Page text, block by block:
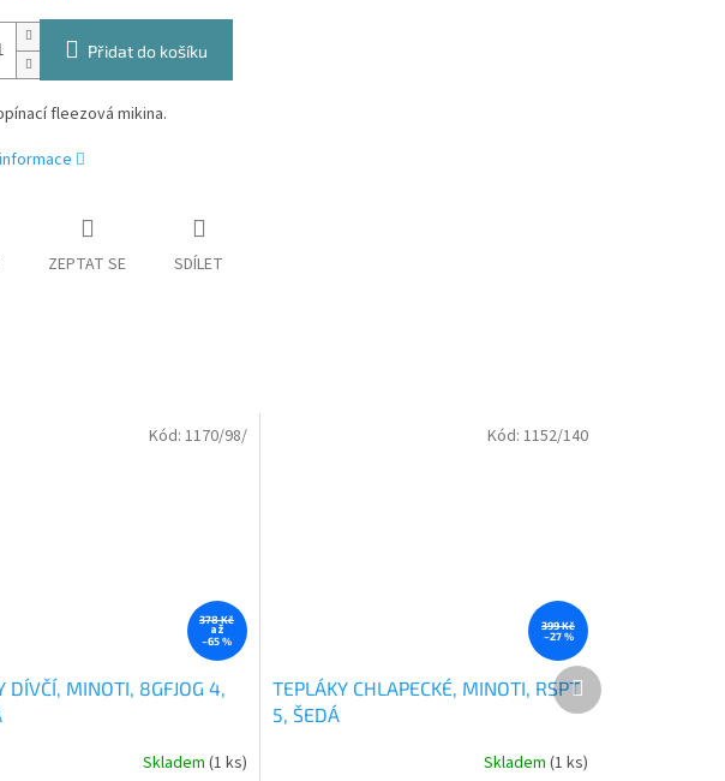
Přidat do košíku
fleezová mikina.
ZEPTAT SE SDÍLET
378 Kč
až
–65 %
DÍVČÍ, MINOTI, 8GFJOG 4,
Skladem (1 ks)
Kód: 1170/98/
399 Kč
–27 %
TEPLÁKY CHLAPECKÉ, MINOTI, RSPT
5, ŠEDÁ
Skladem (1 ks)
Kód: 1152/140
Další
produkt